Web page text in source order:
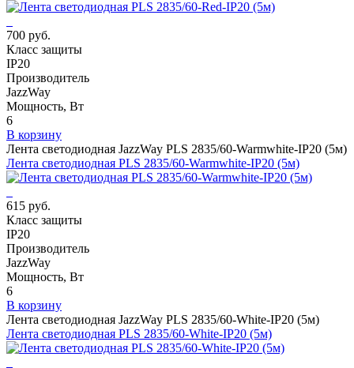
700 руб.
Класс защиты
IP20
Производитель
JazzWay
Мощность, Вт
6
В корзину
Лента светодиодная JazzWay PLS 2835/60-Warmwhite-IP20 (5м)
Лента светодиодная PLS 2835/60-Warmwhite-IP20 (5м)
615 руб.
Класс защиты
IP20
Производитель
JazzWay
Мощность, Вт
6
В корзину
Лента светодиодная JazzWay PLS 2835/60-White-IP20 (5м)
Лента светодиодная PLS 2835/60-White-IP20 (5м)